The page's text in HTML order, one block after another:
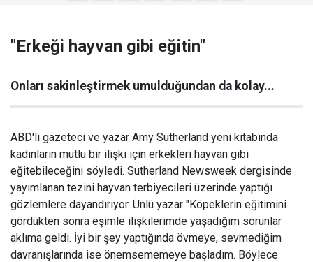
"Erkeği hayvan gibi eğitin"
Onları sakinleştirmek umulduğundan da kolay...
ABD'li gazeteci ve yazar Amy Sutherland yeni kitabında
kadınların mutlu bir ilişki için erkekleri hayvan gibi
eğitebileceğini söyledi. Sutherland Newsweek dergisinde
yayımlanan tezini hayvan terbiyecileri üzerinde yaptığı
gözlemlere dayandırıyor. Ünlü yazar "Köpeklerin eğitimini
gördükten sonra eşimle ilişkilerimde yaşadığım sorunlar
aklıma geldi. İyi bir şey yaptığında övmeye, sevmediğim
davranışlarında ise önemsememeye başladım. Böylece